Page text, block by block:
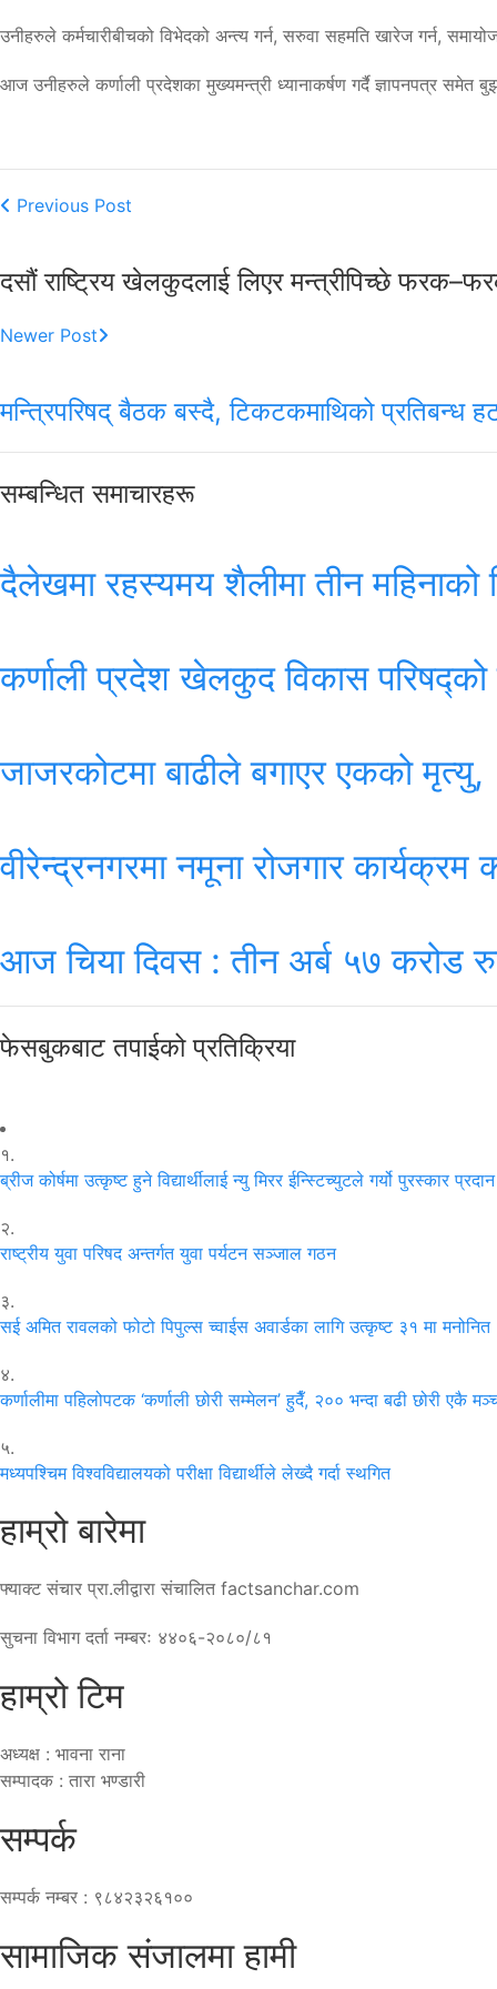
उनीहरुले कर्मचारीबीचको विभेदको अन्त्य गर्न, सरुवा सहमति खारेज गर्न,
आज उनीहरुले कर्णाली प्रदेशका मुख्यमन्त्री ध्यानाकर्षण गर्दै ज्ञापनपत्र समेत
Previous Post
दसौं राष्ट्रिय खेलकुदलाई लिएर मन्त्रीपिच्छे
Newer Post
मन्त्रिपरिषद् बैठक बस्दै, टिकटकमाथिको प्रतिबन्ध
सम्बन्धित समाचारहरू
दैलेखमा रहस्यमय शैलीमा तीन महिनाको
कर्णाली प्रदेश खेलकुद विकास
जाजरकोटमा बाढीले बगाएर एकको मृत्यु,
वीरेन्द्रनगरमा नमूना रोजगार कार्यक्रम
आज चिया दिवस : तीन अर्ब ५७ करोड
फेसबुकबाट तपाईको प्रतिक्रिया
१.
ब्रीज कोर्षमा उत्कृष्ट हुने विद्यार्थीलाई न्यु मिरर ईन्स्टिच्युटले गर्यो पुरस्कार प्रदान
२.
राष्ट्रीय युवा परिषद अन्तर्गत युवा पर्यटन सञ्जाल गठन
३.
सई अमित रावलको फोटो पिपुल्स च्वाईस अवार्डका लागि उत्कृष्ट ३१ मा मनोनित
४.
कर्णालीमा पहिलोपटक ‘कर्णाली छोरी सम्मेलन’ हुदैँ, २०० भन्दा बढी छोरी एकै
५.
मध्यपश्चिम विश्वविद्यालयको परीक्षा विद्यार्थीले लेख्दै गर्दा स्थगित
हाम्रो बारेमा
फ्याक्ट संचार प्रा.लीद्वारा संचालित factsanchar.com
सुचना विभाग दर्ता नम्बरः ४४०६-२०८०/८१
हाम्रो टिम
अध्यक्ष : भावना राना
सम्पादक : तारा भण्डारी
सम्पर्क
सम्पर्क नम्बर : ९८४२३२६१००
सामाजिक संजालमा हामी